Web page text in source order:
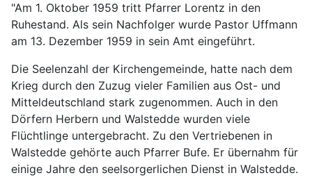
"Am 1. Oktober 1959 tritt Pfarrer Lorentz in den
Ruhestand. Als sein Nachfolger wurde Pastor Uffmann
am 13. Dezember 1959 in sein Amt eingeführt.
Die Seelenzahl der Kirchengemeinde, hatte nach dem
Krieg durch den Zuzug vieler Familien aus Ost- und
Mitteldeutschland stark zugenommen. Auch in den
Dörfern Herbern und Walstedde wurden viele
Flüchtlinge untergebracht. Zu den Vertriebenen in
Walstedde gehörte auch Pfarrer Bufe. Er übernahm für
einige Jahre den seelsorgerlichen Dienst in Walstedde.